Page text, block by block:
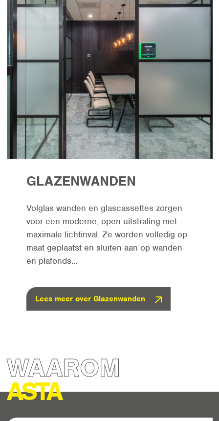
GLAZENWANDEN
Volglas wanden en glascassettes zorgen
voor een moderne, open uitstraling met
maximale lichtinval. Ze worden volledig op
maat geplaatst en sluiten aan op wanden
en plafonds…
Lees meer over Glazenwanden
WAAROM
ASTA